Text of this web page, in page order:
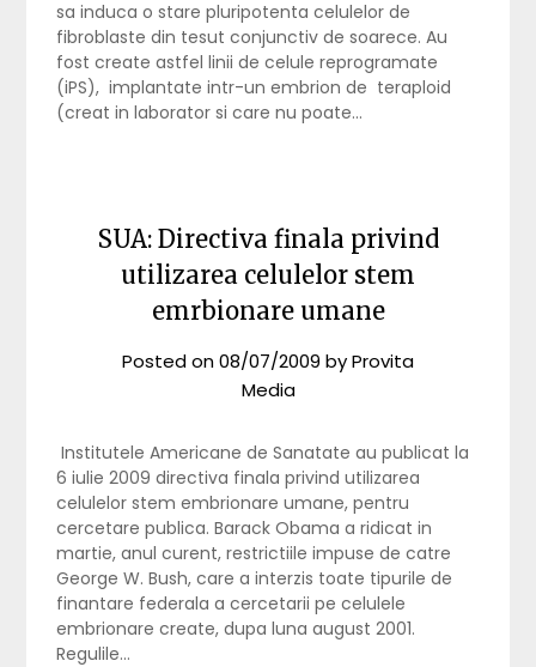
sa induca o stare pluripotenta celulelor de
fibroblaste din tesut conjunctiv de soarece. Au
fost create astfel linii de celule reprogramate
(iPS), implantate intr-un embrion de teraploid
(creat in laborator si care nu poate…
SUA: Directiva finala privind
utilizarea celulelor stem
emrbionare umane
Posted on08/07/2009 byProvita
Media
Institutele Americane de Sanatate au publicat la
6 iulie 2009 directiva finala privind utilizarea
celulelor stem embrionare umane, pentru
cercetare publica. Barack Obama a ridicat in
martie, anul curent, restrictiile impuse de catre
George W. Bush, care a interzis toate tipurile de
finantare federala a cercetarii pe celulele
embrionare create, dupa luna august 2001.
Regulile…